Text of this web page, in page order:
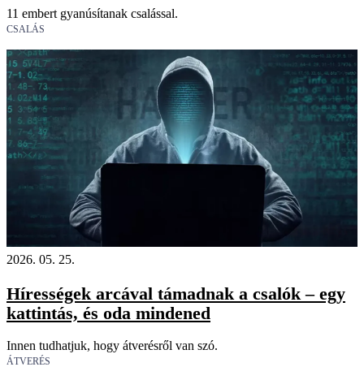
11 embert gyanúsítanak csalással.
CSALÁS
2026. 05. 25.
Hírességek arcával támadnak a csalók – egy
kattintás, és oda mindened
Innen tudhatjuk, hogy átverésről van szó.
ÁTVERÉS